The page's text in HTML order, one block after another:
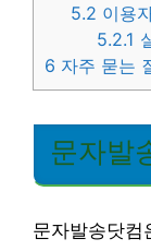
5.2 이용
5.2.1
6 자주 묻는
문자발
문자발송닷컴